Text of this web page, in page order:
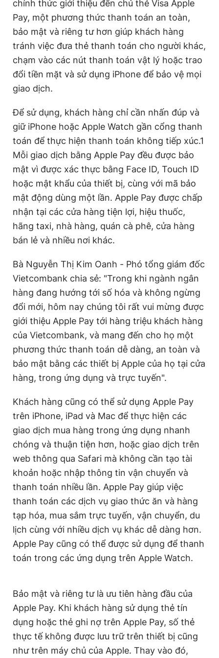
Giấy phép xuất bản số 110/GP - BTTTT cấp ngày 24.3.2020
© 2003-2026 Bản quyền thuộc về Báo Thanh Niên. Cấm sao
chép dưới mọi hình thức nếu không có sự chấp thuận bằng văn
bản. Phát triển bởi ePi Technologies, JSC.
chính thức giới thiệu đến chủ thẻ Visa Apple
Pay, một phương thức thanh toán an toàn,
bảo mật và riêng tư hơn giúp khách hàng
tránh việc đưa thẻ thanh toán cho người khác,
chạm vào các nút thanh toán vật lý hoặc trao
đổi tiền mặt và sử dụng iPhone để bảo vệ mọi
giao dịch.
Để sử dụng, khách hàng chỉ cần nhấn đúp và
giữ iPhone hoặc Apple Watch gần cổng thanh
toán để thực hiện thanh toán không tiếp xúc.1
Mỗi giao dịch bằng Apple Pay đều được bảo
mật vì được xác thực bằng Face ID, Touch ID
hoặc mật khẩu của thiết bị, cùng với mã bảo
mật động dùng một lần. Apple Pay được chấp
nhận tại các cửa hàng tiện lợi, hiệu thuốc,
hãng taxi, nhà hàng, quán cà phê, cửa hàng
bán lẻ và nhiều nơi khác.
Bà Nguyễn Thị Kim Oanh - Phó tổng giám đốc
Vietcombank chia sẻ: "Trong khi ngành ngân
hàng đang hướng tới số hóa và không ngừng
đổi mới, hôm nay chúng tôi rất vui mừng được
giới thiệu Apple Pay tới hàng triệu khách hàng
của Vietcombank, và mang đến cho họ một
phương thức thanh toán dễ dàng, an toàn và
bảo mật bằng các thiết bị Apple của họ tại cửa
hàng, trong ứng dụng và trực tuyến".
Khách hàng cũng có thể sử dụng Apple Pay
trên iPhone, iPad và Mac để thực hiện các
giao dịch mua hàng trong ứng dụng nhanh
chóng và thuận tiện hơn, hoặc giao dịch trên
web thông qua Safari mà không cần tạo tài
khoản hoặc nhập thông tin vận chuyển và
thanh toán nhiều lần. Apple Pay giúp việc
thanh toán các dịch vụ giao thức ăn và hàng
tạp hóa, mua sắm trực tuyến, vận chuyển, du
lịch cùng với nhiều dịch vụ khác dễ dàng hơn.
Apple Pay cũng có thể được sử dụng để thanh
toán trong các ứng dụng trên Apple Watch.
Bảo mật và riêng tư là ưu tiên hàng đầu của
Apple Pay. Khi khách hàng sử dụng thẻ tín
dụng hoặc thẻ ghi nợ trên Apple Pay, số thẻ
thực tế không được lưu trữ trên thiết bị cũng
như trên máy chủ của Apple. Thay vào đó,